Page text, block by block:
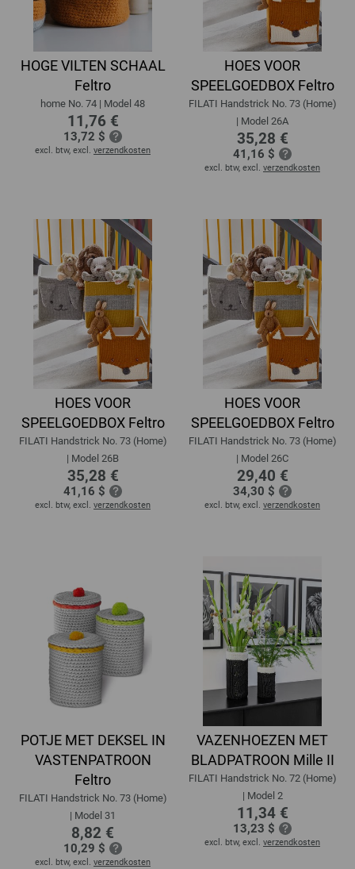
HOGE VILTEN SCHAAL
Feltro
home No. 74 | Model 48
11,76 €
13,72 $
excl. btw, excl. verzendkosten
HOES VOOR
SPEELGOEDBOX Feltro
FILATI Handstrick No. 73 (Home)
| Model 26A
35,28 €
41,16 $
excl. btw, excl. verzendkosten
HOES VOOR
SPEELGOEDBOX Feltro
FILATI Handstrick No. 73 (Home)
| Model 26B
35,28 €
41,16 $
excl. btw, excl. verzendkosten
HOES VOOR
SPEELGOEDBOX Feltro
FILATI Handstrick No. 73 (Home)
| Model 26C
29,40 €
34,30 $
excl. btw, excl. verzendkosten
POTJE MET DEKSEL IN
VASTENPATROON
Feltro
FILATI Handstrick No. 73 (Home)
| Model 31
8,82 €
10,29 $
excl. btw, excl. verzendkosten
VAZENHOEZEN MET
BLADPATROON Mille II
FILATI Handstrick No. 72 (Home)
| Model 2
11,34 €
13,23 $
excl. btw, excl. verzendkosten